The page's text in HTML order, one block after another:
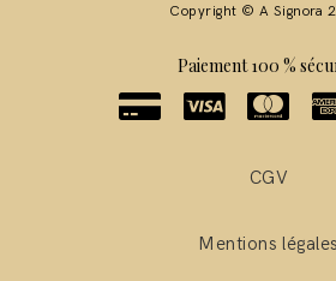
Copyright © A Signora
Paiement 100 %
CGV
Mentions légales